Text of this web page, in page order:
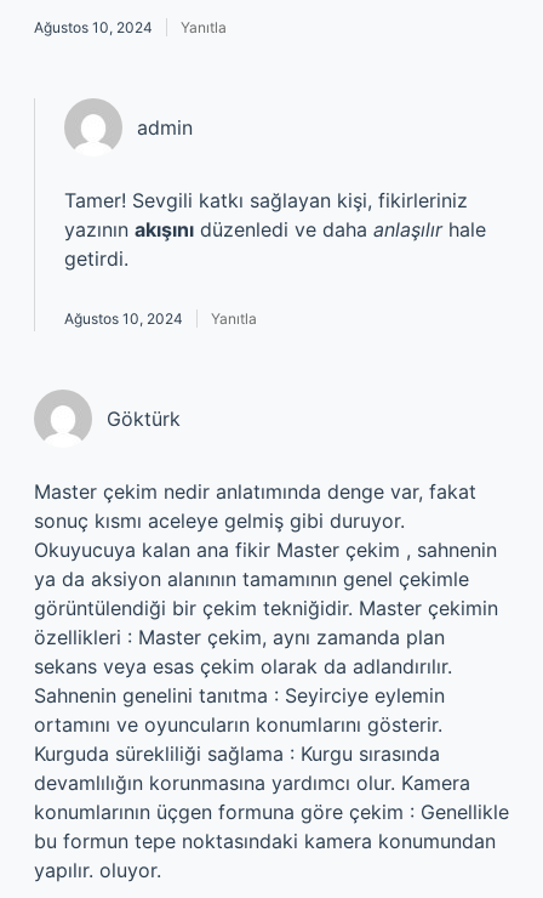
Ağustos 10, 2024 Yanıtla
admin
Tamer! Sevgili katkı sağlayan kişi, fikirleriniz
yazının akışını düzenledi ve daha anlaşılırhale
getirdi.
Ağustos 10, 2024 Yanıtla
Göktürk
Master çekim nedir anlatımında denge var, fakat
sonuç kısmı aceleye gelmiş gibi duruyor.
Okuyucuya kalan ana fikir Master çekim , sahnenin
ya da aksiyon alanının tamamının genel çekimle
görüntülendiği bir çekim tekniğidir. Master çekimin
özellikleri : Master çekim, aynı zamanda plan
sekans veya esas çekim olarak da adlandırılır.
Sahnenin genelini tanıtma : Seyirciye eylemin
ortamını ve oyuncuların konumlarını gösterir.
Kurguda sürekliliği sağlama : Kurgu sırasında
devamlılığın korunmasına yardımcı olur. Kamera
konumlarının üçgen formuna göre çekim : Genellikle
bu formun tepe noktasındaki kamera konumundan
yapılır. oluyor.